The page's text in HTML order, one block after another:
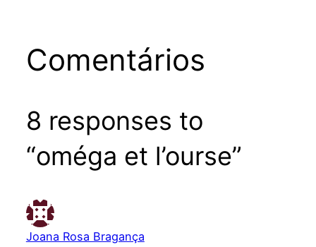
Comentários
8 responses to
“oméga et l’ourse”
Joana Rosa Bragança